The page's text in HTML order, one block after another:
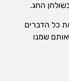
החג.
כל הדברים
שמנו